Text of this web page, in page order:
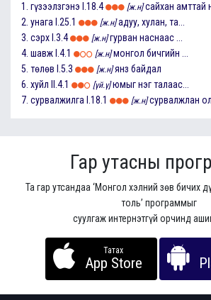
1. гүзээлзгэнэ I.18.4 [ж.н] сайхан амттай
2. унага I.25.1 [ж.н] адуу, хулан, та...
3. сэрх I.3.4 [ж.н] гурван наснаас ...
4. шавж I.4.1 [ж.н] монгол бичгийн ...
5. төлөв I.5.3 [ж.н] янз байдал
6. хуйл II.4.1 [үй.ү] юмыг нэг талаас...
7. сурвалжилга I.18.1 [ж.н] сурвалжлан
Гар утасны
Та гар утсандаа ‘Монгол хэлний зөв бичих
толь’ программыг
суулгаж интернэтгүй орчинд
Татах
App Store